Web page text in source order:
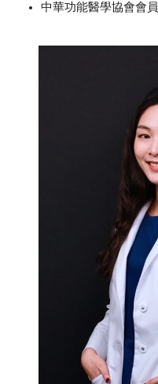
中華功能醫學協會會員